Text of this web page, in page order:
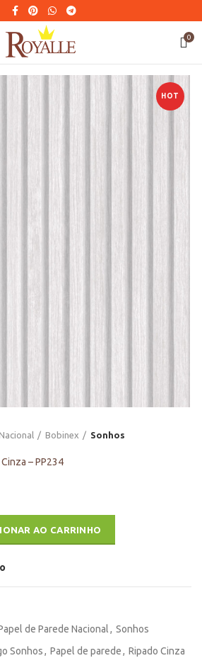
0
HOT
Bobinex Sonhos
– PP234
AO CARRINHO
de Parede Nacional, Sonhos
Sonhos, Papel de parede, Ripado Cinza